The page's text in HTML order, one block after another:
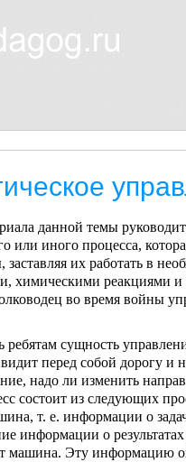
данной темы
или иного процес­са,
их работать в
химическими реакциями и
во время войны
ребятам сущность
перед собой дорогу
надо ли изменить
состоит из следующих
т. е. информа­ции о
инфор­мации о
машина. Эту информацию